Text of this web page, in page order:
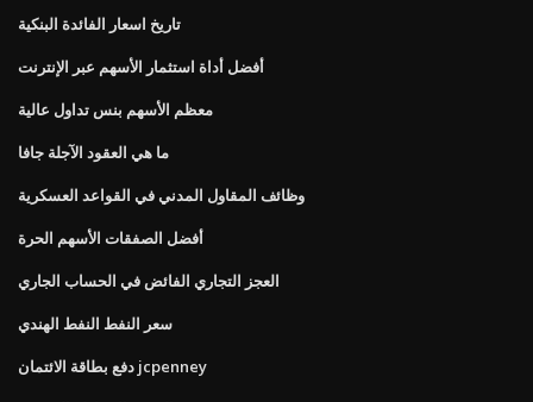
تاريخ اسعار الفائدة البنكية
أفضل أداة استثمار الأسهم عبر الإنترنت
معظم الأسهم بنس تداول عالية
ما هي العقود الآجلة جافا
وظائف المقاول المدني في القواعد العسكرية
أفضل الصفقات الأسهم الحرة
العجز التجاري الفائض في الحساب الجاري
سعر النفط النفط الهندي
دفع بطاقة الائتمان jcpenney